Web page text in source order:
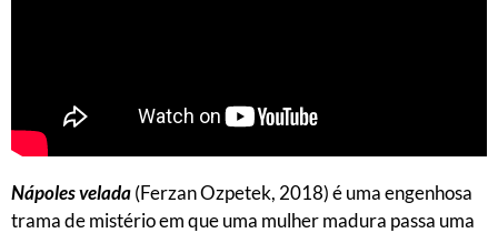
Nápoles velada(Ferzan Ozpetek, 2018) é uma engenhosa
trama de mistério em que uma mulher madura passa uma